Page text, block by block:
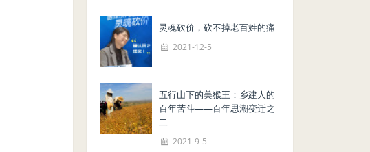
灵魂砍价，砍不掉老百姓的痛
2021-12-5
五行山下的美猴王：乡建人的
百年苦斗——百年思潮变迁之
二
2021-9-5